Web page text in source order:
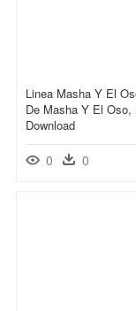
Linea Masha Y El
De Masha Y El Oso,
Download
0 0